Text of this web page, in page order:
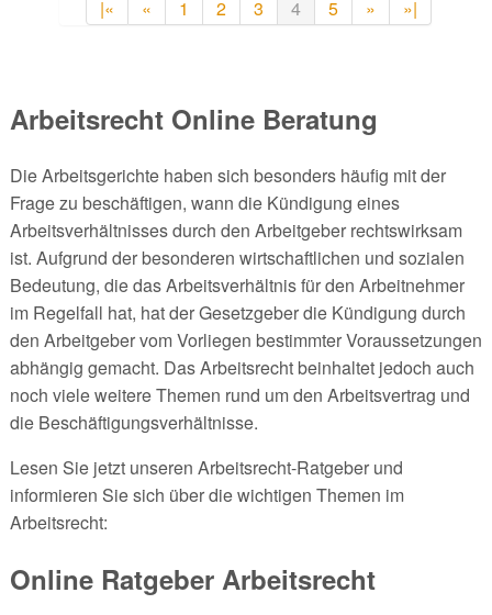
|« « 1 2 3 4 5 » »|
Arbeitsrecht Online Beratung
Die Arbeitsgerichte haben sich besonders häufig mit der
Frage zu beschäftigen, wann die Kündigung eines
Arbeitsverhältnisses durch den Arbeitgeber rechtswirksam
ist. Aufgrund der besonderen wirtschaftlichen und sozialen
Bedeutung, die das Arbeitsverhältnis für den Arbeitnehmer
im Regelfall hat, hat der Gesetzgeber die Kündigung durch
den Arbeitgeber vom Vorliegen bestimmter Voraussetzungen
abhängig gemacht. Das Arbeitsrecht beinhaltet jedoch auch
noch viele weitere Themen rund um den Arbeitsvertrag und
die Beschäftigungsverhältnisse.
Lesen Sie jetzt unseren Arbeitsrecht-Ratgeber und
informieren Sie sich über die wichtigen Themen im
Arbeitsrecht:
Online Ratgeber Arbeitsrecht